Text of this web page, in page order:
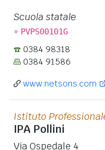
Scuola statale
» PVPS00101G
0384 98318
0384 91586
www.netsons.com
Istituto
IPA Pollini
Via Ospedale 4